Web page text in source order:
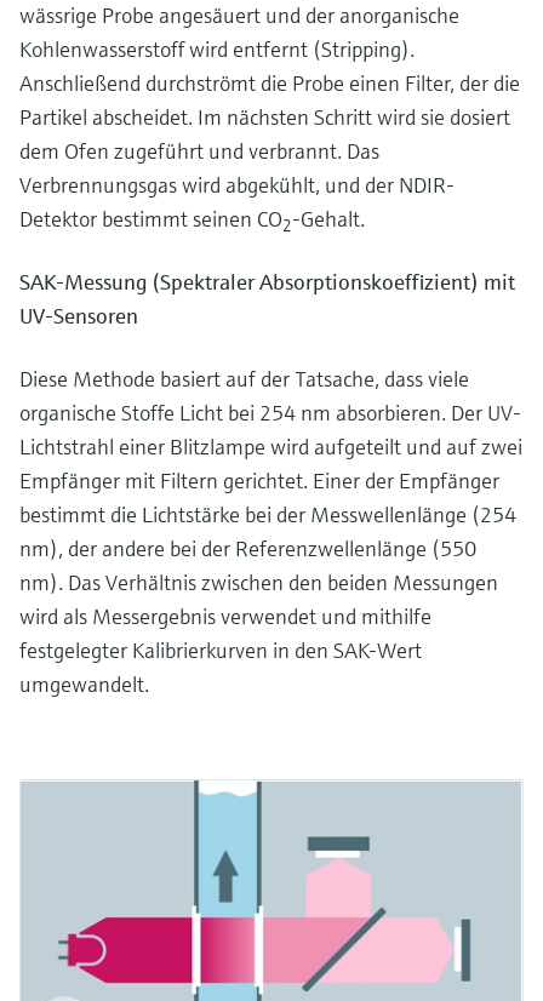
wässrige Probe angesäuert und der anorganische
Kohlenwasserstoff wird entfernt (Stripping).
Anschließend durchströmt die Probe einen Filter, der die
Partikel abscheidet. Im nächsten Schritt wird sie dosiert
dem Ofen zugeführt und verbrannt. Das
Verbrennungsgas wird abgekühlt, und der NDIR-
Detektor bestimmt seinen CO2-Gehalt.
SAK-Messung (Spektraler Absorptionskoeffizient) mit
UV-Sensoren
Diese Methode basiert auf der Tatsache, dass viele
organische Stoffe Licht bei 254 nm absorbieren. Der UV-
Lichtstrahl einer Blitzlampe wird aufgeteilt und auf zwei
Empfänger mit Filtern gerichtet. Einer der Empfänger
bestimmt die Lichtstärke bei der Messwellenlänge (254
nm), der andere bei der Referenzwellenlänge (550
nm). Das Verhältnis zwischen den beiden Messungen
wird als Messergebnis verwendet und mithilfe
festgelegter Kalibrierkurven in den SAK-Wert
umgewandelt.